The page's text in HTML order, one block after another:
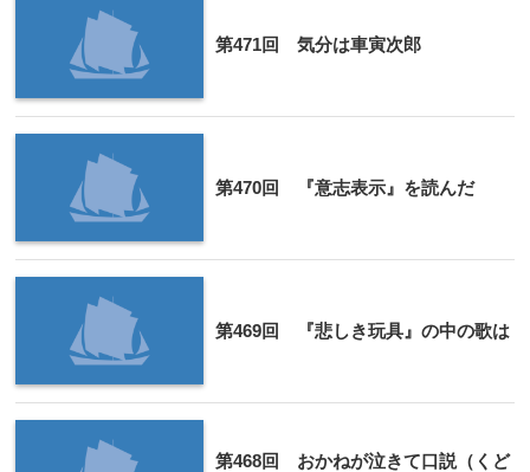
第471回 気分は車寅次郎
第470回 『意志表示』を読んだ
第469回 『悲しき玩具』の中の歌は
第468回 おかねが泣きて口説（くど